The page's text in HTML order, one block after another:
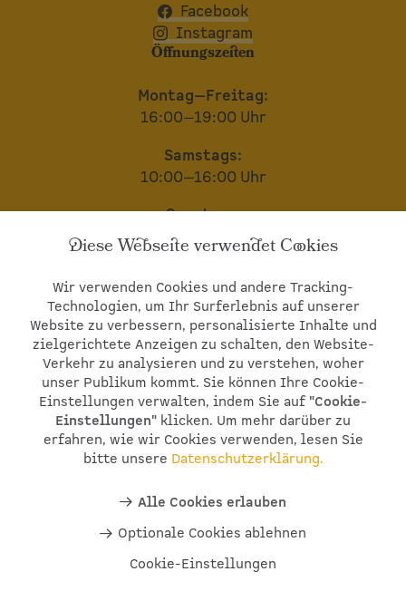
Facebook
Instagram
Öffnungszeiten
Montag—Freitag:
16:00—19:00 Uhr
Samstags:
10:00—16:00 Uhr
Sonntags:
geschlossen
© 2026St. Michaels Hof GbR.Alle Rechte
vorbehalten.Impressum•Datenschutzerklärung
•Datenschutz Social Media• Cookie-
Einstellungen
Diese Webseite verwendet Cookies
Wir verwenden Cookies und andere Tracking-
Technologien, um Ihr Surferlebnis auf unserer
Website zu verbessern, personalisierte Inhalte und
zielgerichtete Anzeigen zu schalten, den Website-
Verkehr zu analysieren und zu verstehen, woher
unser Publikum kommt. Sie können Ihre Cookie-
Einstellungen verwalten, indem Sie auf "Cookie-
Einstellungen" klicken. Um mehr darüber zu
erfahren, wie wir Cookies verwenden, lesen Sie
bitte unsere Datenschutzerklärung.
Alle Cookies erlauben
Optionale Cookies ablehnen
Cookie-Einstellungen